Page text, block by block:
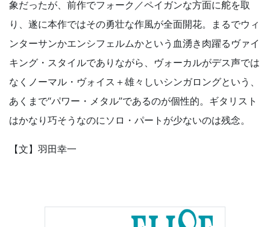
象だったが、前作でフォーク／ペイガンな方面に舵を取
り、遂に本作ではその勇壮な作風が全面開花。まるでウィ
ンターサンかエンシフェルムかという血湧き肉躍るヴァイ
キング・スタイルでありながら、ヴォーカルがデス声では
なくノーマル・ヴォイス＋雄々しいシンガロングという、
あくまで“パワー・メタル”であるのが個性的。ギタリスト
はかなり巧そうなのにソロ・パートが少ないのは残念。
【文】羽田幸一